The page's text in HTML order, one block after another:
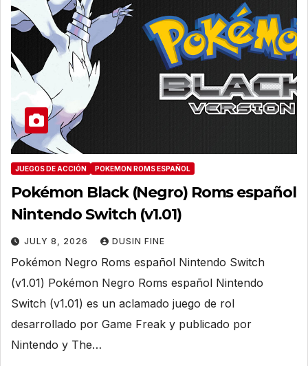
JUEGOS DE ACCIÓN POKEMON ROMS ESPAÑOL
Pokémon Black (Negro) Roms español
Nintendo Switch (v1.01)
JULY 8, 2026 DUSIN FINE
Pokémon Negro Roms español Nintendo Switch
(v1.01) Pokémon Negro Roms español Nintendo
Switch (v1.01) es un aclamado juego de rol
desarrollado por Game Freak y publicado por
Nintendo y The…